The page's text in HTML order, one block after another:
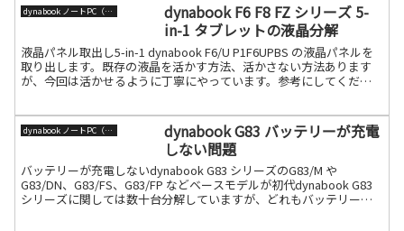
dynabook ノートPC（旧東芝）
dynabook F6 F8 FZ シリーズ 5-
in-1 タブレットの液晶分解
液晶パネル取出し5-in-1 dynabook F6/U P1F6UPBS の液晶パネルを
取り出します。既存の液晶を活かす方法、活かさない方法あります
が、今回は活かせるように丁寧にやっています。参考にしてくださ
dynabook ノートPC（旧東芝）
dynabook G83 バッテリーが充電
しない問題
バッテリーが充電しないdynabook G83 シリーズのG83/M や
G83/DN、G83/FS、G83/FP などベースモデルが初代dynabook G83
シリーズに関しては数十台分解していますが、どれもバッテリーが